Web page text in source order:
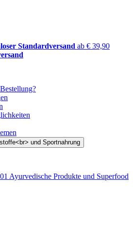
Standardversand ab € 39,90
Ayurvedische Produkte und Superfood